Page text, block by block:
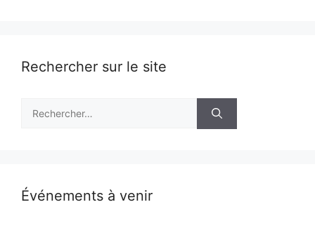
Rechercher sur le site
Événements à venir